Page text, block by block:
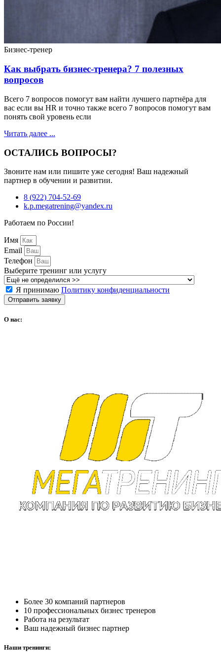
Бизнес-тренер
Как выбрать бизнес-тренера? 7 полезных
вопросов
Всего 7 вопросов помогут вам найти лучшего партнёра для
вас если вы HR и точно также всего 7 вопросов помогут вам
понять свой уровень если
Читать далее ...
ОСТАЛИСЬ ВОПРОСЫ?
Звоните нам или пишите уже сегодня! Ваш надежный
партнер в обучении и развитии.
8 (922) 704-52-69
k.p.megatrening@yandex.ru
Работаем по России!
Имя
Email
Телефон
Выберите тренинг или услугу
Я принимаю Политику конфиденциальности
Отправить заявку
О нас:
Более 30 компаний партнеров
10 профессиональных бизнес тренеров
Работа на результат
Ваш надежный бизнес партнер
Наши тренинги: